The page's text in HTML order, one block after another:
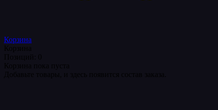
Корзина